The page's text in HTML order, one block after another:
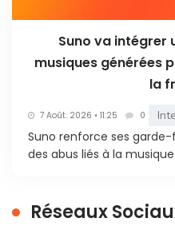
Suno va intégrer
musiques générées
la
7 Août. 2026 • 11:25 0
Suno renforce ses
des abus liés à la
Réseaux